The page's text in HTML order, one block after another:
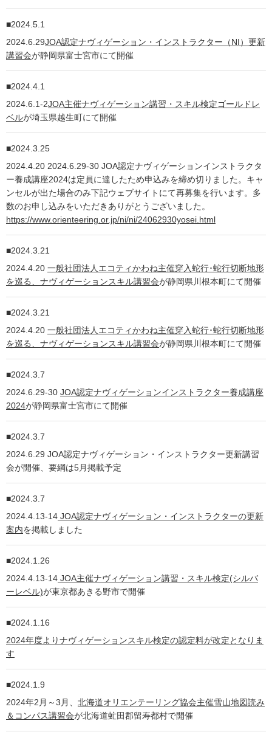
2024.5.1
2024.6.29JOA認定ナヴィゲーション・インストラクター（NI）更新
講習会が静岡県富士宮市にて開催
2024.4.1
2024.6.1-2JOA主催ナヴィゲーション講習・スキル検定ゴールドレ
ベルが埼玉県越生町にて開催
2024.3.25
2024.4.20 2024.6.29-30 JOA認定ナヴィゲーションインストラクタ
ー養成講座2024は定員に達したため申込みを締め切りました。キャ
ンセルが出た場合のみ下記ウェブサイトにて再募集を行います。多
数のお申し込みをいただきありがとうございました。
https://www.orienteering.or.jp/ni/ni/24062930yosei.html
2024.3.21
2024.4.20 一般社団法人エコティかわね主催穿入蛇行･蛇行切断地形
を巡る、ナヴィゲーションスキル講習会が静岡県川根本町にて開催
2024.3.21
2024.4.20 一般社団法人エコティかわね主催穿入蛇行･蛇行切断地形
を巡る、ナヴィゲーションスキル講習会が静岡県川根本町にて開催
2024.3.7
2024.6.29-30 JOA認定ナヴィゲーションインストラクター養成講座
2024が静岡県富士宮市にて開催
2024.3.7
2024.6.29 JOA認定ナヴィゲーション・インストラクター更新講習
会が開催、要綱は5月掲載予定
2024.3.7
2024.4.13-14 JOA認定ナヴィゲーション・インストラクターの更新
案内を掲載しました
2024.1.26
2024.4.13-14 JOA主催ナヴィゲーション講習・スキル検定(シルバ
ーレベル)が東京都あきる野市で開催
2024.1.16
2024年度よりナヴィゲーションスキル検定の認定料が改定となりま
す
2024.1.9
2024年2月～3月、 北海道オリエンテーリング協会主催雪山地図読み
＆コンパス講習会が北海道虻田郡留寿都村で開催